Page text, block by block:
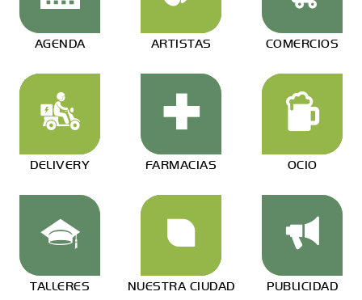
AGENDA ARTISTAS COMERCIOS
DELIVERY FARMACIAS OCIO
TALLERES NUESTRA CIUDAD PUBLICIDAD